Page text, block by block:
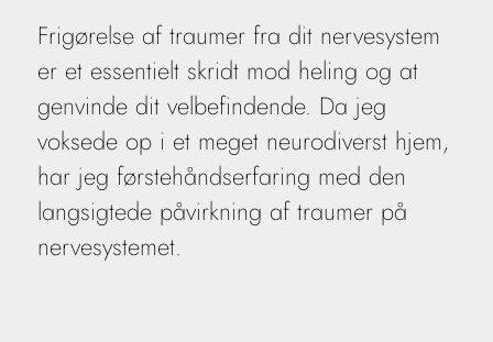
Frigørelse af traumer fra dit nervesystem
er et essentielt skridt mod heling og at
genvinde dit velbefindende. Da jeg
voksede op i et meget neurodiverst hjem,
har jeg førstehåndserfaring med den
langsigtede påvirkning af traumer på
nervesystemet.